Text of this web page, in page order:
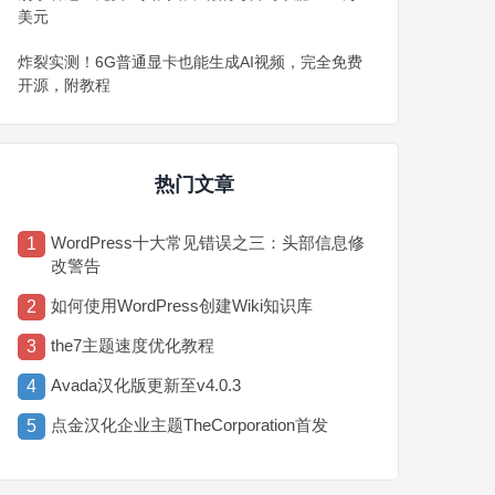
美元
炸裂实测！6G普通显卡也能生成AI视频，完全免费
开源，附教程
热门文章
1
WordPress十大常见错误之三：头部信息修
改警告
2 如何使用WordPress创建Wiki知识库
3 the7主题速度优化教程
4 Avada汉化版更新至v4.0.3
5 点金汉化企业主题TheCorporation首发